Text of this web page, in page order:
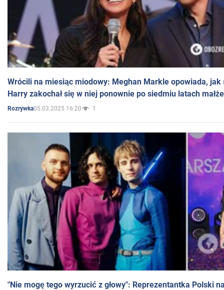
Wrócili na miesiąc miodowy: Meghan Markle opowiada, jak
Harry zakochał się w niej ponownie po siedmiu latach
Rozrywka05.03.2025 16:20 1
"Nie mogę tego wyrzucić z głowy": Reprezentantka Polski